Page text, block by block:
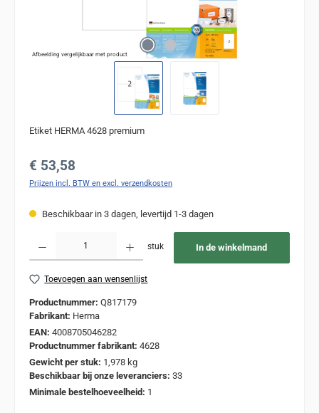
Afbeelding vergelijkbaar met product
Etiket HERMA 4628 premium
Normale prijs:
€ 53,58
Prijzen incl. BTW en excl. verzendkosten
Beschikbaar in 3 dagen, levertijd 1-3 dagen
stuk In de winkelmand
Toevoegen aan wensenlijst
Productnummer: Q817179
Fabrikant: Herma
EAN: 4008705046282
Productnummer fabrikant: 4628
Gewicht per stuk: 1,978 kg
Beschikbaar bij onze leveranciers: 33
Minimale bestelhoeveelheid: 1